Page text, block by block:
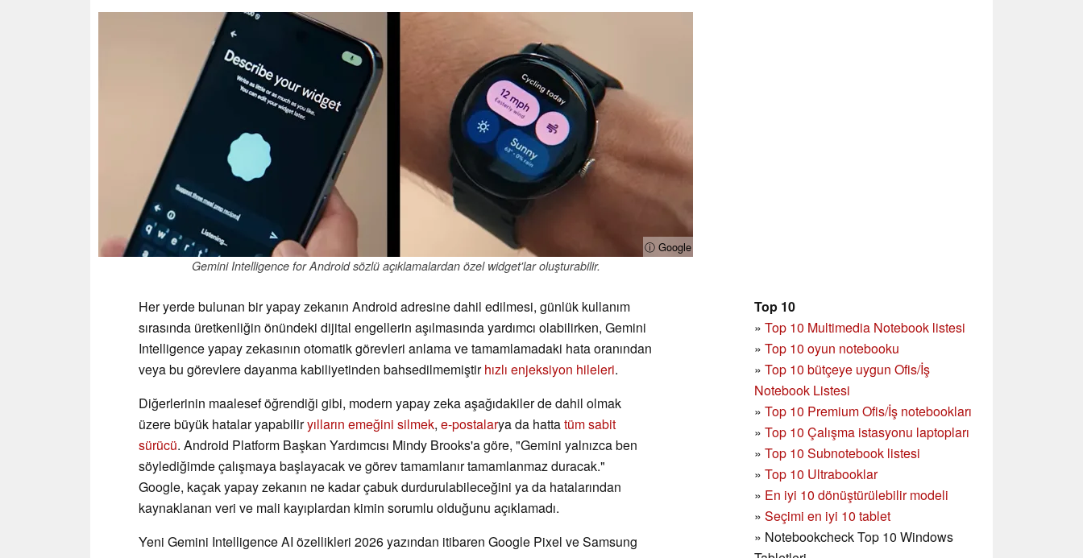
ⓘ Google
Gemini Intelligence for Android sözlü açıklamalardan özel widget'lar oluşturabilir.
Top 10
» Top 10 Multimedia Notebook listesi
» Top 10 oyun notebooku
» Top 10 bütçeye uygun Ofis/İş
Notebook Listesi
» Top 10 Premium Ofis/İş notebookları
» Top 10 Çalışma istasyonu laptopları
» Top 10 Subnotebook listesi
» Top 10 Ultrabooklar
» En iyi 10 dönüştürülebilir modeli
» Seçimi en iyi 10 tablet
» Notebookcheck Top 10 Windows
Her yerde bulunan bir yapay zekanın Android adresine dahil edilmesi, günlük kullanım
sırasında üretkenliğin önündeki dijital engellerin aşılmasında yardımcı olabilirken, Gemini
Intelligence yapay zekasının otomatik görevleri anlama ve tamamlamadaki hata oranından
veya bu görevlere dayanma kabiliyetinden bahsedilmemiştirhızlı enjeksiyon hileleri.
Diğerlerinin maalesef öğrendiği gibi, modern yapay zeka aşağıdakiler de dahil olmak
üzere büyük hatalar yapabiliryılların emeğini silmek, e-postalarya da hattatüm sabit
sürücü. Android Platform Başkan Yardımcısı Mindy Brooks'a göre, "Gemini yalnızca ben
söylediğimde çalışmaya başlayacak ve görev tamamlanır tamamlanmaz duracak."
Google, kaçak yapay zekanın ne kadar çabuk durdurulabileceğini ya da hatalarından
kaynaklanan veri ve mali kayıplardan kimin sorumlu olduğunu açıklamadı.
Yeni Gemini Intelligence AI özellikleri 2026 yazından itibaren Google Pixel ve Samsung